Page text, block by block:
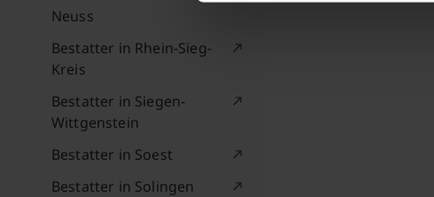
Neuss
Bestatter in Rhein-Sieg-
Kreis
Bestatter in Siegen-
Wittgenstein
Bestatter in Soest
Bestatter in Solingen